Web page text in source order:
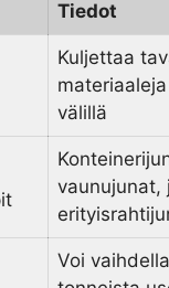
Tiedot
Kuljettaa
välillä
vaunujunat,
Voi